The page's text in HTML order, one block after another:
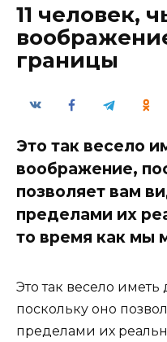
11 человек,
границы
Это так весело
воображение,
позволяет вам
пределами их
то время как мы
Это так весело
поскольку оно
пределами их